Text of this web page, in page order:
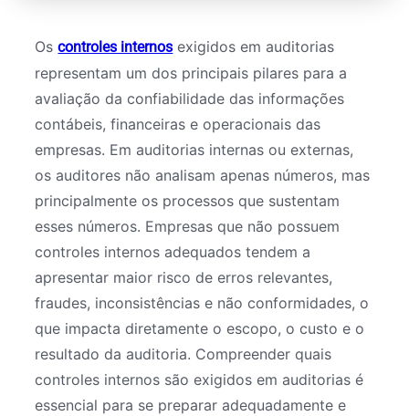
Oscontroles internos exigidos em auditorias
representam um dos principais pilares para a
avaliação da confiabilidade das informações
contábeis, financeiras e operacionais das
empresas. Em auditorias internas ou externas,
os auditores não analisam apenas números, mas
principalmente os processos que sustentam
esses números. Empresas que não possuem
controles internos adequados tendem a
apresentar maior risco de erros relevantes,
fraudes, inconsistências e não conformidades, o
que impacta diretamente o escopo, o custo e o
resultado da auditoria. Compreender quais
controles internos são exigidos em auditorias é
essencial para se preparar adequadamente e